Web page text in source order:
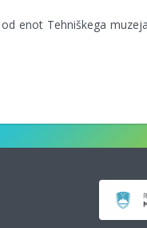
enot Tehniškega